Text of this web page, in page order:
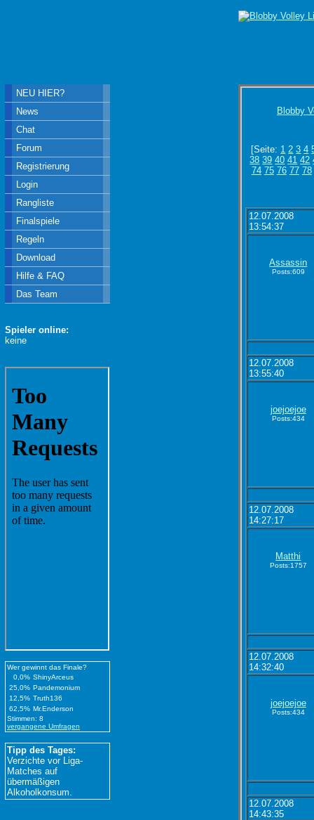
Blobby
[Seite: 1 2 3 4
38 39 40 41 42
74 75 76 77 78
12.07.2008
13:54:37
Assassin
Posts:609
12.07.2008
13:55:40
joejoejoe
Posts:434
12.07.2008
14:27:17
Matthi
Posts:1757
12.07.2008
14:32:40
joejoejoe
Posts:434
12.07.2008
14:43:35
NEU HIER?
News
Chat
Forum
Registrierung
Login
Rangliste
Finalspiele
Regeln
Download
Hilfe & FAQ
Das Team
Spieler online:
keine
Wer gewinnt das Finale?
0,0% ShinyArceus
25,0% Pandemonium
12,5% Truth136
62,5% Mr.Enderson
Stimmen: 8
vergangene Umfragen
Tipp des Tages:
Verzichte vor Liga-
Matches auf
übermäßigen
Alkoholkonsum.